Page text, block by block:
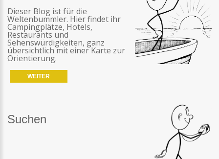
Dieser Blog ist für die
Weltenbummler. Hier findet ihr
Campingplätze, Hotels,
Restaurants und
Sehenswürdigkeiten, ganz
übersichtlich mit einer Karte zur
Orientierung.
WEITER
Suchen